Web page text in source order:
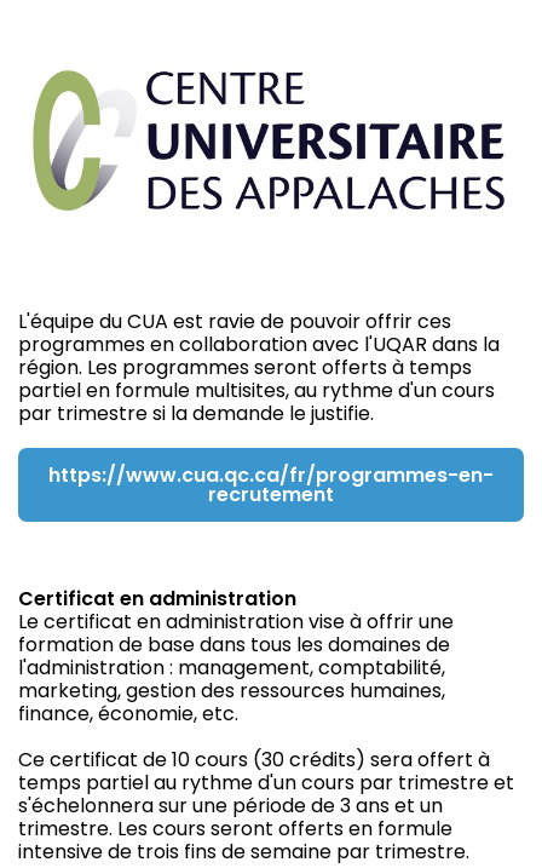
L'équipe du CUA est ravie de pouvoir offrir ces
programmes en collaboration avec l'UQAR dans la
région. Les programmes seront offerts à temps
partiel en formule multisites, au rythme d'un cours
par trimestre si la demande le justifie.
https://www.cua.qc.ca/fr/programmes-en-
recrutement
Certificat en administration
Le certificat en administration vise à offrir une
formation de base dans tous les domaines de
l'administration : management, comptabilité,
marketing, gestion des ressources humaines,
finance, économie, etc.
Ce certificat de 10 cours (30 crédits) sera offert à
temps partiel au rythme d'un cours par trimestre et
s'échelonnera sur une période de 3 ans et un
trimestre. Les cours seront offerts en formule
intensive de trois fins de semaine par trimestre.